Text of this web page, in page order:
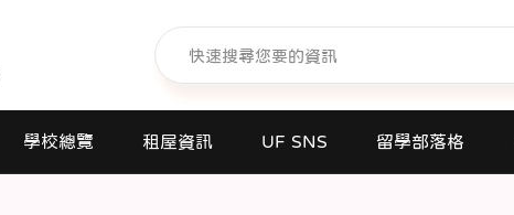
學校總覽 租屋資訊 UF SNS 留學部落格